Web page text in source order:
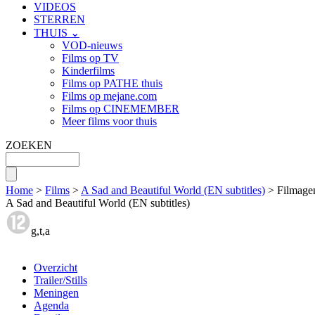
VIDEOS
STERREN
THUIS ⌄
VOD-nieuws
Films op TV
Kinderfilms
Films op PATHE thuis
Films op mejane.com
Films op CINEMEMBER
Meer films voor thuis
ZOEKEN
Home > Films > A Sad and Beautiful World (EN subtitles) >
A Sad and Beautiful World (EN subtitles)
g,t,a
Overzicht
Trailer/Stills
Meningen
Agenda